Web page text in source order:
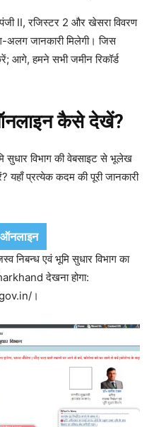
II, रजिस्टर 2 और खेसरा विवरण
अलग जानकारी मिलेगी। जिस
आगे, हमने सभी जमीन रिकॉर्ड
कैसे देखें?
सुधार विभाग की वेबसाइट से भूलेख
प्रत्येक कदम की पूरी जानकारी
ऑनलाइन
निबन्ध एवं भूमि सुधार विभाग का
देखना होगा:
।